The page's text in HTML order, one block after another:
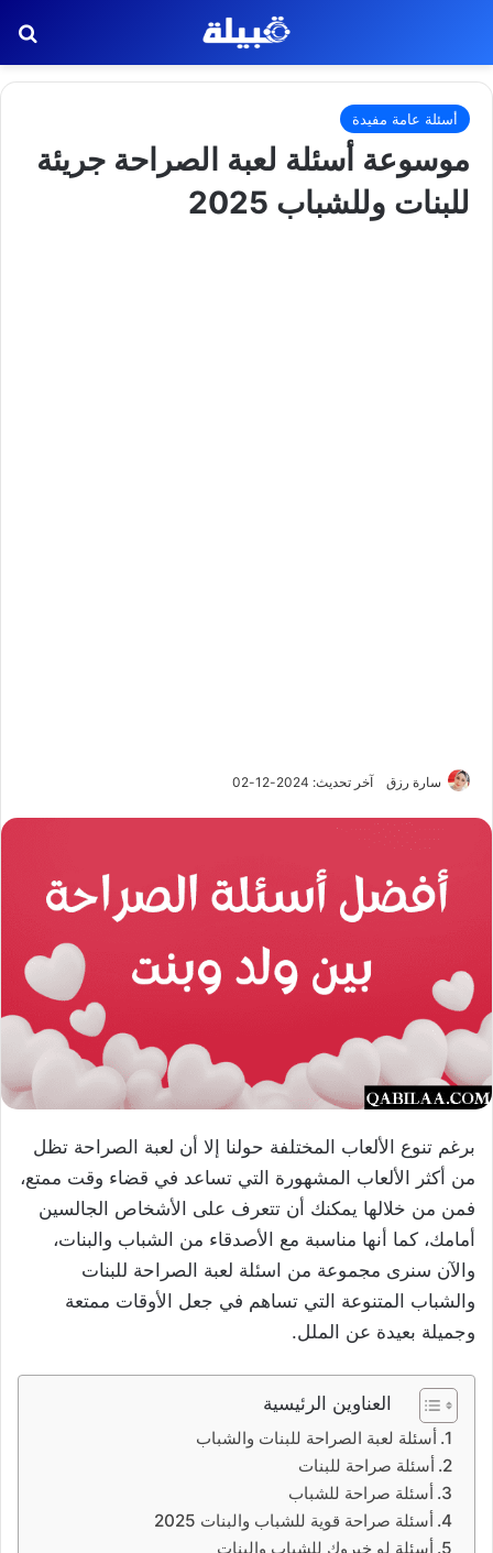
أسئلة عامة مفيدة
موسوعة أسئلة لعبة الصراحة جريئة
للبنات وللشباب 2025
سارة رزق آخر تحديث: 2024-12-02
برغم تنوع الألعاب المختلفة حولنا إلا أن لعبة الصراحة تظل
من أكثر الألعاب المشهورة التي تساعد في قضاء وقت ممتع،
فمن من خلالها يمكنك أن تتعرف على الأشخاص الجالسين
أمامك، كما أنها مناسبة مع الأصدقاء من الشباب والبنات،
والآن سنرى مجموعة من اسئلة لعبة الصراحة للبنات
والشباب المتنوعة التي تساهم في جعل الأوقات ممتعة
وجميلة بعيدة عن الملل.
العناوين الرئيسية
أسئلة لعبة الصراحة للبنات والشباب
أسئلة صراحة للبنات
أسئلة صراحة للشباب
أسئلة صراحة قوية للشباب والبنات 2025
أسئلة لو خيروك للشباب والبنات